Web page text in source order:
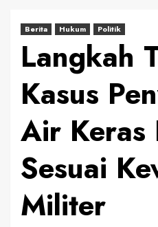
Berita Hukum Politik
Langkah
Kasus
Air Keras
Sesuai
Militer